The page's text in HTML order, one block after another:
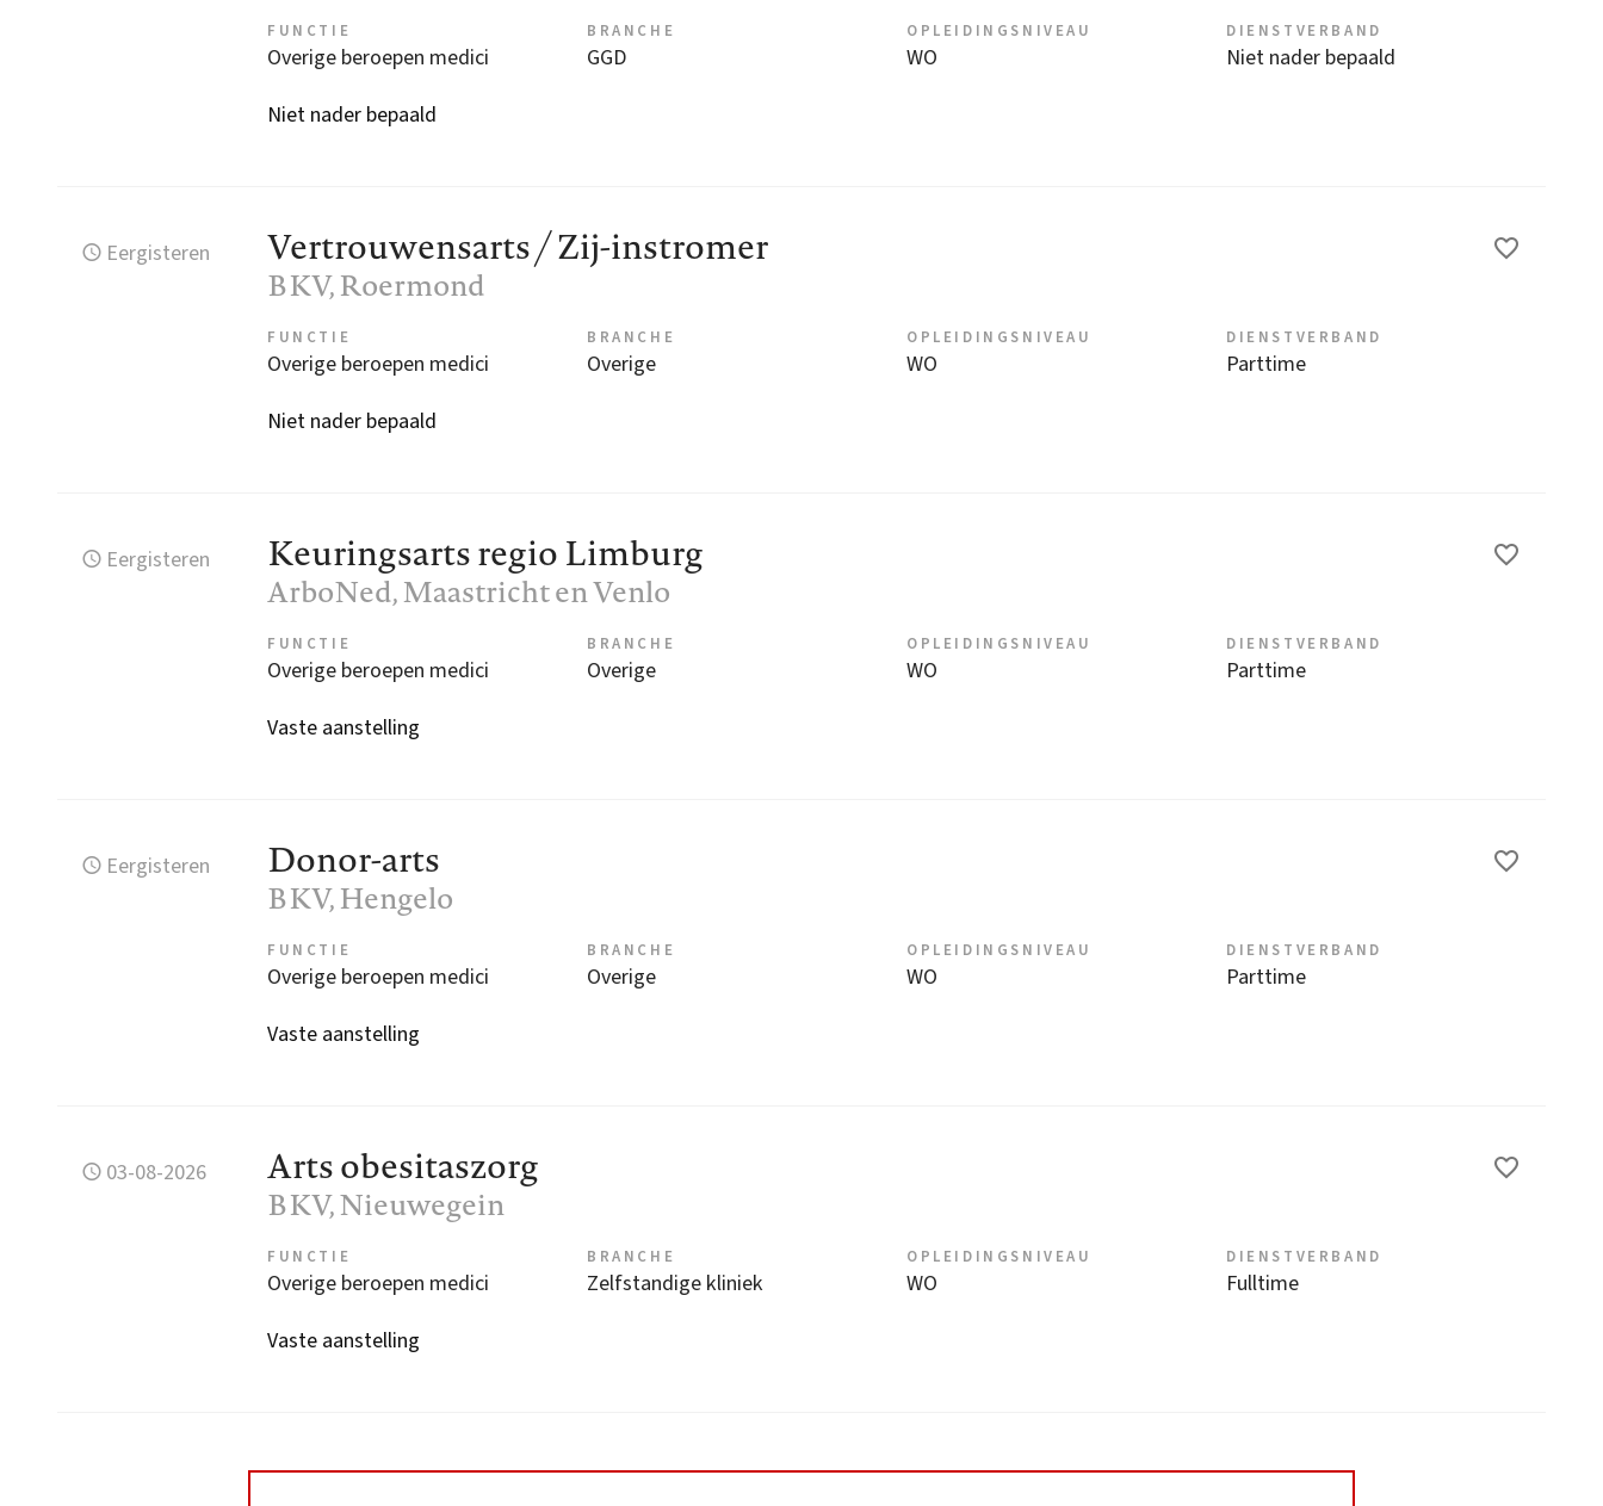
FUNCTIE
Overige beroepen medici
BRANCHE
GGD
OPLEIDINGSNIVEAU
WO
DIENSTVERBAND
Niet nader bepaald
Niet nader bepaald
Eergisteren Vertrouwensarts / Zij-instromer
BKV, Roermond
FUNCTIE
Overige beroepen medici
BRANCHE
Overige
OPLEIDINGSNIVEAU
WO
DIENSTVERBAND
Parttime
Niet nader bepaald
Eergisteren Keuringsarts regio Limburg
ArboNed, Maastricht en Venlo
FUNCTIE
Overige beroepen medici
BRANCHE
Overige
OPLEIDINGSNIVEAU
WO
DIENSTVERBAND
Parttime
Vaste aanstelling
Eergisteren Donor-arts
BKV, Hengelo
FUNCTIE
Overige beroepen medici
BRANCHE
Overige
OPLEIDINGSNIVEAU
WO
DIENSTVERBAND
Parttime
Vaste aanstelling
03-08-2026 Arts obesitaszorg
BKV, Nieuwegein
FUNCTIE
Overige beroepen medici
BRANCHE
Zelfstandige kliniek
OPLEIDINGSNIVEAU
WO
DIENSTVERBAND
Fulltime
Vaste aanstelling